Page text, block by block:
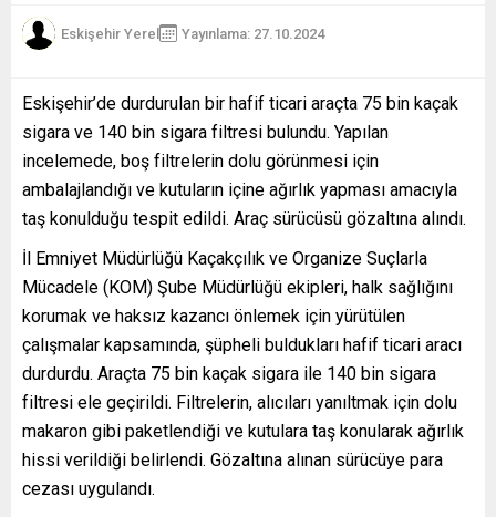
Eskişehir Yerel Yayınlama: 27.10.2024
Eskişehir’de durdurulan bir hafif ticari araçta 75 bin kaçak
sigara ve 140 bin sigara filtresi bulundu. Yapılan
incelemede, boş filtrelerin dolu görünmesi için
ambalajlandığı ve kutuların içine ağırlık yapması amacıyla
taş konulduğu tespit edildi. Araç sürücüsü gözaltına alındı.
İl Emniyet Müdürlüğü Kaçakçılık ve Organize Suçlarla
Mücadele (KOM) Şube Müdürlüğü ekipleri, halk sağlığını
korumak ve haksız kazancı önlemek için yürütülen
çalışmalar kapsamında, şüpheli buldukları hafif ticari aracı
durdurdu. Araçta 75 bin kaçak sigara ile 140 bin sigara
filtresi ele geçirildi. Filtrelerin, alıcıları yanıltmak için dolu
makaron gibi paketlendiği ve kutulara taş konularak ağırlık
hissi verildiği belirlendi. Gözaltına alınan sürücüye para
cezası uygulandı.